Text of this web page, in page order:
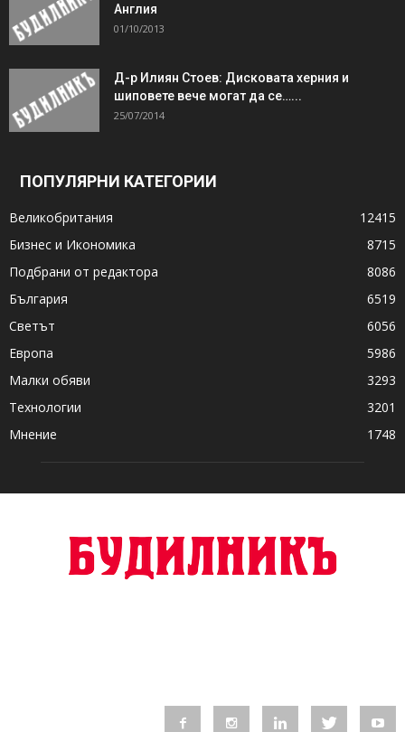
Англия
01/10/2013
Д-р Илиян Стоев: Дисковата херния и
шиповете вече могат да се…...
25/07/2014
ПОПУЛЯРНИ КАТЕГОРИИ
Великобритания
12415
Бизнес и Икономика
8715
Подбрани от редактора
8086
България
6519
Светът
6056
Европа
5986
Малки обяви
3293
Технологии
3201
Мнение
1748